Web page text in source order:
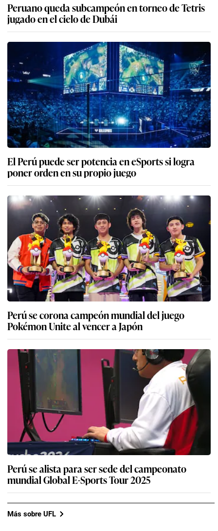
Peruano queda subcampeón en torneo de Tetris
jugado en el cielo de Dubái
El Perú puede ser potencia en eSports si logra
poner orden en su propio juego
Perú se corona campeón mundial del juego
Pokémon Unite al vencer a Japón
Perú se alista para ser sede del campeonato
mundial Global E-Sports Tour 2025
Más sobre UFL